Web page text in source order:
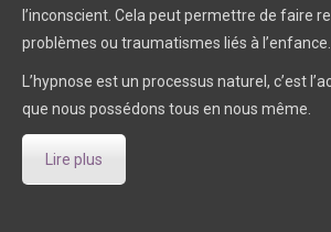
l’inconscient. Cela peut permettre de faire
problèmes ou traumatismes liés à l’enfance.
L’hypnose est un processus naturel, c’est
que nous possédons tous en nous même.
Lire plus